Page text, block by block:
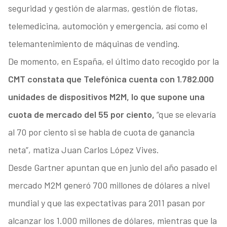
seguridad y gestión de alarmas, gestión de flotas,
telemedicina, automoción y emergencia, así como el
telemantenimiento de máquinas de vending.
De momento, en España, el último dato recogido por la
CMT constata que Telefónica cuenta con 1.782.000
unidades de dispositivos M2M, lo que supone una
cuota de mercado del 55 por ciento, “que se elevaría
al 70 por ciento si se habla de cuota de ganancia
neta”, matiza Juan Carlos López Vives.
Desde Gartner apuntan que en junio del año pasado el
mercado M2M generó 700 millones de dólares a nivel
mundial y que las expectativas para 2011 pasan por
alcanzar los 1.000 millones de dólares, mientras que la